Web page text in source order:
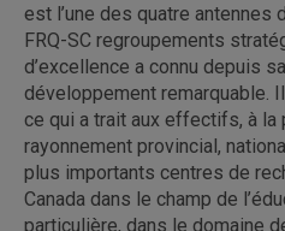
est l’une des quatre antennes
FRQ-SC regroupements
d’excellence a connu depuis
développement remarquable.
ce qui a trait aux effectifs, à la
rayonnement provincial,
plus importants centres de
Canada dans le champ de
particulière, dans le domaine